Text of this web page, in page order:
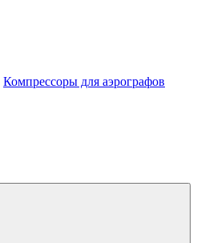
Компрессоры для аэрографов